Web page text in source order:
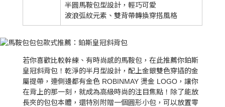
半圓馬鞍包型設計，輕巧可愛
波浪弧紋元素、雙背帶轉換穿搭風格
若你喜歡比較幹練、有時尚感的馬鞍包，在此推薦你鉑斯
皇冠斜背包！乾淨的半月型設計，配上金銀雙色穿插的金
屬提帶，連側邊都有金色 ROBINMAY 燙金 LOGO，讓你
在背上的那一刻，就成為高級時尚的注目焦點！除了能放
長夾的包包本體，還特別附贈一個圓形小包，可以放置零